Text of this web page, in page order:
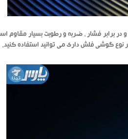
برابر فشار ، ضربه و رطوبت بسیار مقاوم
گوشی فلش داری می توانید استفاده کنید.